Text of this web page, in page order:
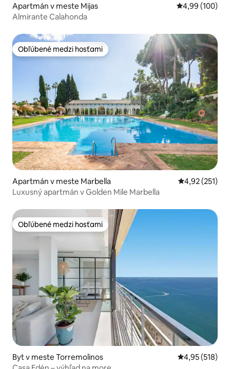
Apartmán v meste Mijas Priemerné
4,99 (100)
Almirante Calahonda
Obľúbené medzi hosťami
Obľúbené medzi hosťami
Apartmán v meste Marbella Priemerné
4,92 (251)
Luxusný apartmán v Golden Mile Marbella
Obľúbené medzi hosťami
Obľúbené medzi hosťami
Byt v meste Torremolinos Priemerné
4,95 (518)